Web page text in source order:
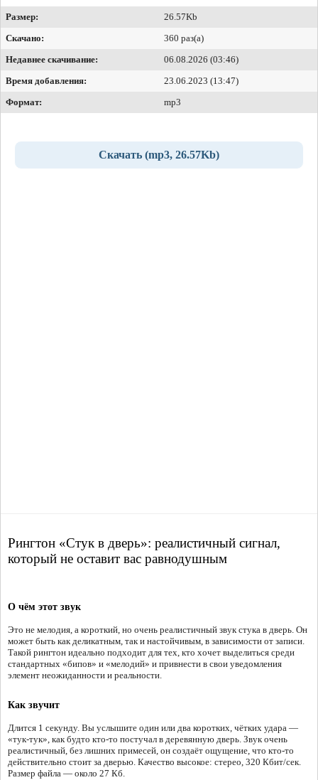
Размер:
26.57Kb
Скачано:
360 раз(а)
Недавнее скачивание:
06.08.2026 (03:46)
Время добавления:
23.06.2023 (13:47)
Формат:
mp3
Скачать (mp3, 26.57Kb)
Рингтон «Стук в дверь»: реалистичный сигнал,
который не оставит вас равнодушным
О чём этот звук
Это не мелодия, а короткий, но очень реалистичный звук стука в дверь. Он
может быть как деликатным, так и настойчивым, в зависимости от записи.
Такой рингтон идеально подходит для тех, кто хочет выделиться среди
стандартных «бипов» и «мелодий» и привнести в свои уведомления
элемент неожиданности и реальности.
Как звучит
Длится 1 секунду. Вы услышите один или два коротких, чётких удара —
«тук-тук», как будто кто-то постучал в деревянную дверь. Звук очень
реалистичный, без лишних примесей, он создаёт ощущение, что кто-то
действительно стоит за дверью. Качество высокое: стерео, 320 Кбит/сек.
Размер файла — около 27 Кб.